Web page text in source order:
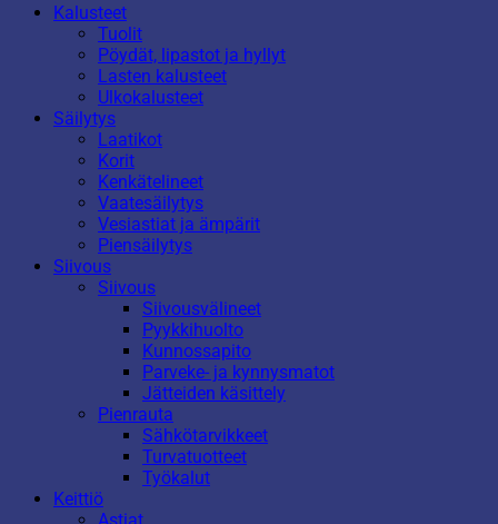
Kalusteet
Tuolit
Pöydät, lipastot ja hyllyt
Lasten kalusteet
Ulkokalusteet
Säilytys
Laatikot
Korit
Kenkätelineet
Vaatesäilytys
Vesiastiat ja ämpärit
Piensäilytys
Siivous
Siivous
Siivousvälineet
Pyykkihuolto
Kunnossapito
Parveke- ja kynnysmatot
Jätteiden käsittely
Pienrauta
Sähkötarvikkeet
Turvatuotteet
Työkalut
Keittiö
Astiat